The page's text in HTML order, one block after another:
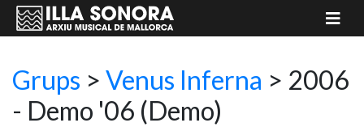
Grups > Venus Inferna > 2006
- Demo '06 (Demo)